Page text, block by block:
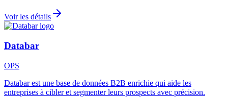
Voir les détails
Databar
OPS
Databar est une base de données B2B enrichie qui aide les
entreprises à cibler et segmenter leurs prospects avec précision.